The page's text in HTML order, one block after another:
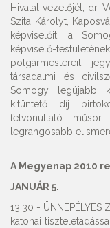
Hivatal vezetőjét, dr.
Szita Károlyt,
képviselőit, a
képviselő-
polgármestereit,
társadalmi és
Somogy legújabb
kitüntető díj
felvonultató
legrangosabb
A Megyenap 2010
JANUÁR 5.
13.30 - ÜNNEPÉLYES
katonai